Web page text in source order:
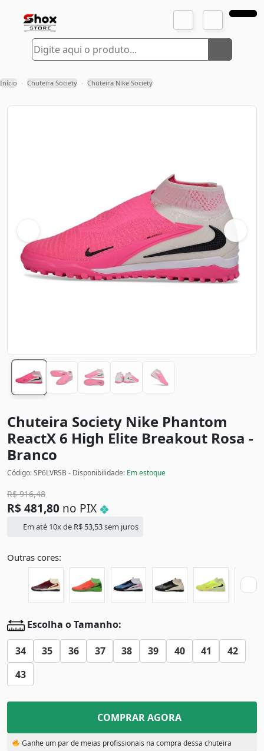
Início › Chuteira Society › Chuteira Nike Society
Chuteira Society Nike Phantom
ReactX 6 High Elite Breakout Rosa -
Branco
Código: SP6LVRSB - Disponibilidade: Em estoque
R$916,48
R$ 481,80 no PIX
Em até 10x de R$ 53,53sem juros
Outras cores:
Escolha o Tamanho:
34 35 36 37 38 39 40 41
42
43
COMPRAR AGORA
Ganhe um par de meias profissionais na compra dessa chuteira